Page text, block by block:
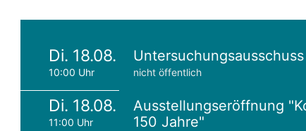
Di. 18.08.
10:00 Uhr
Untersuchungsausschuss
nicht öffentlich
Di. 18.08.
11:00 Uhr
Ausstellungseröffnung
150 Jahre"